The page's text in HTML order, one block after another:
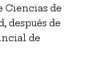
Ciencias de
después de
de